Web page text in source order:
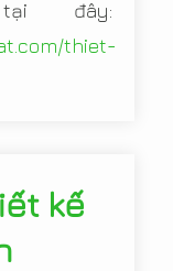
đây:
thiet-
kế